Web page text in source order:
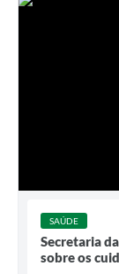
SAÚDE
Secretaria
sobre os